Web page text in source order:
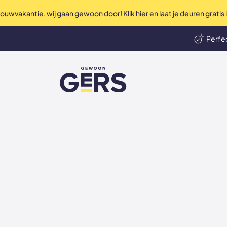
wij gaan gewoon door! Klik hier en laat je deuren
GewoonGers